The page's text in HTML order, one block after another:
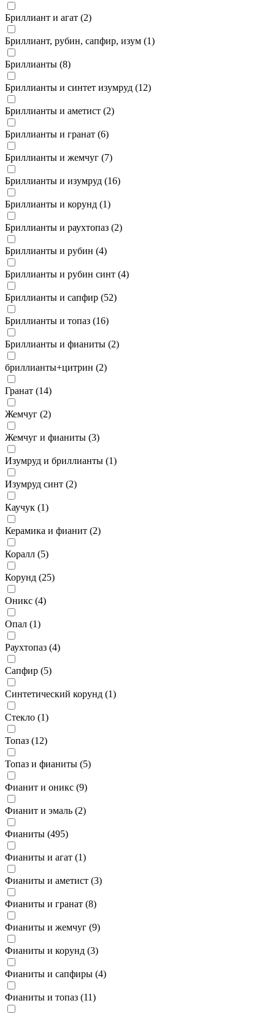
Бриллиант и агат (2)
Бриллиант, рубин, сапфир, изум (1)
Бриллианты (8)
Бриллианты и синтет изумруд (12)
Бриллианты и аметист (2)
Бриллианты и гранат (6)
Бриллианты и жемчуг (7)
Бриллианты и изумруд (16)
Бриллианты и корунд (1)
Бриллианты и раухтопаз (2)
Бриллианты и рубин (4)
Бриллианты и рубин синт (4)
Бриллианты и сапфир (52)
Бриллианты и топаз (16)
Бриллианты и фианиты (2)
бриллианты+цитрин (2)
Гранат (14)
Жемчуг (2)
Жемчуг и фианиты (3)
Изумруд и бриллианты (1)
Изумруд синт (2)
Каучук (1)
Керамика и фианит (2)
Коралл (5)
Корунд (25)
Оникс (4)
Опал (1)
Раухтопаз (4)
Сапфир (5)
Синтетический корунд (1)
Стекло (1)
Топаз (12)
Топаз и фианиты (5)
Фианит и оникс (9)
Фианит и эмаль (2)
Фианиты (495)
Фианиты и агат (1)
Фианиты и аметист (3)
Фианиты и гранат (8)
Фианиты и жемчуг (9)
Фианиты и корунд (3)
Фианиты и сапфиры (4)
Фианиты и топаз (11)